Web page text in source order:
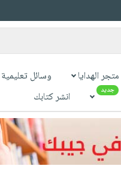
متجر الهدايا وسائل تعليمية
جديد انشر كتابك